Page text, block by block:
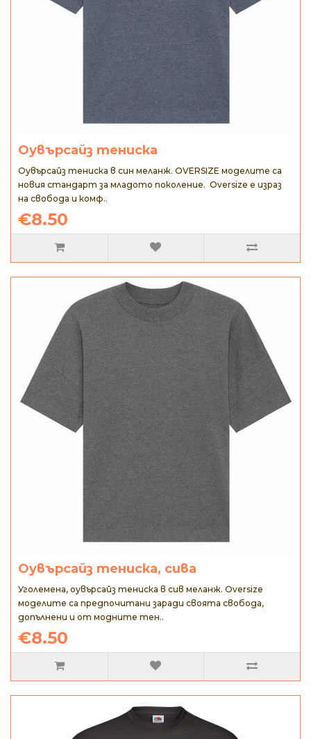
Оувърсайз тениска
Оувърсайз тениска в син меланж. OVERSIZE моделите са
новия стандарт за младото поколение. Oversize е израз
на свобода и комф..
€8.50
Оувърсайз тениска, сива
Уголемена, оувърсайз тениска в сив меланж. Oversize
моделите са предпочитани заради своята свобода,
допълнени и от модните тен..
€8.50